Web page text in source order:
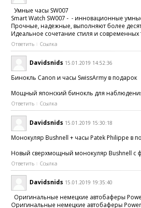
Умные часы SW007
Smart Watch SW007 - - инновационные
Прочные, надежные, выполняют более
Идеальное сочетание стиля и современных
Ответить Ссылка
Davidsnids 15.01.2019 14:52:36
Бинокль Canon и часы SwissArmy в подарок
Мощный японский бинокль для наблюдения
Ответить Ссылка
Davidsnids 15.01.2019 15:30:18
Монокуляр Bushnell + часы Patek Philippe в
Новый сверхмощный монокуляр Bushnell с
Ответить Ссылка
Davidsnids 15.01.2019 19:35:40
Оригинальные немецкие автобаферы
Оригинальные немецкие автобаферы